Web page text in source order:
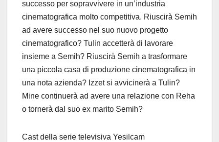
successo per sopravvivere in un’industria
cinematografica molto competitiva. Riuscirà Semih
ad avere successo nel suo nuovo progetto
cinematografico? Tulin accetterà di lavorare
insieme a Semih? Riuscirà Semih a trasformare
una piccola casa di produzione cinematografica in
una nota azienda? Izzet si avvicinerà a Tulin?
Mine continuerà ad avere una relazione con Reha
o tornerà dal suo ex marito Semih?
Cast della serie televisiva Yesilcam